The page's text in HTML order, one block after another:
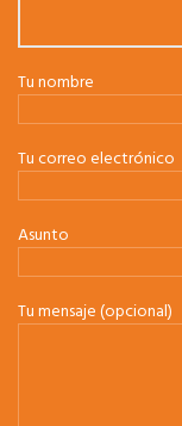
Tu nombre
Tu correo electrónico
Asunto
Tu mensaje (opcional)